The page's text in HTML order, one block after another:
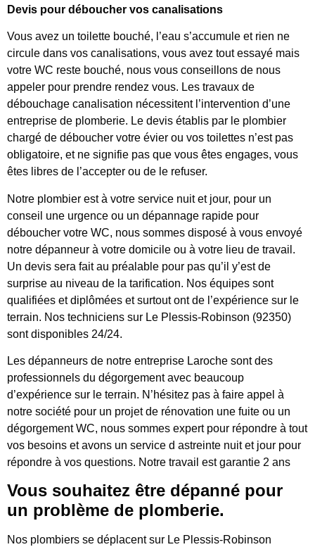
Devis pour déboucher vos canalisations
Vous avez un toilette bouché, l’eau s’accumule et rien ne
circule dans vos canalisations, vous avez tout essayé mais
votre WC reste bouché, nous vous conseillons de nous
appeler pour prendre rendez vous. Les travaux de
débouchage canalisation nécessitent l’intervention d’une
entreprise de plomberie. Le devis établis par le plombier
chargé de déboucher votre évier ou vos toilettes n’est pas
obligatoire, et ne signifie pas que vous êtes engages, vous
êtes libres de l’accepter ou de le refuser.
Notre plombier est à votre service nuit et jour, pour un
conseil une urgence ou un dépannage rapide pour
déboucher votre WC, nous sommes disposé à vous envoyé
notre dépanneur à votre domicile ou à votre lieu de travail.
Un devis sera fait au préalable pour pas qu’il y’est de
surprise au niveau de la tarification. Nos équipes sont
qualifiées et diplômées et surtout ont de l’expérience sur le
terrain. Nos techniciens sur Le Plessis-Robinson (92350)
sont disponibles 24/24.
Les dépanneurs de notre entreprise Laroche sont des
professionnels du dégorgement avec beaucoup
d’expérience sur le terrain. N’hésitez pas à faire appel à
notre société pour un projet de rénovation une fuite ou un
dégorgement WC, nous sommes expert pour répondre à tout
vos besoins et avons un service d astreinte nuit et jour pour
répondre à vos questions. Notre travail est garantie 2 ans
Vous souhaitez être dépanné pour
un problème de plomberie.
Nos plombiers se déplacent sur Le Plessis-Robinson